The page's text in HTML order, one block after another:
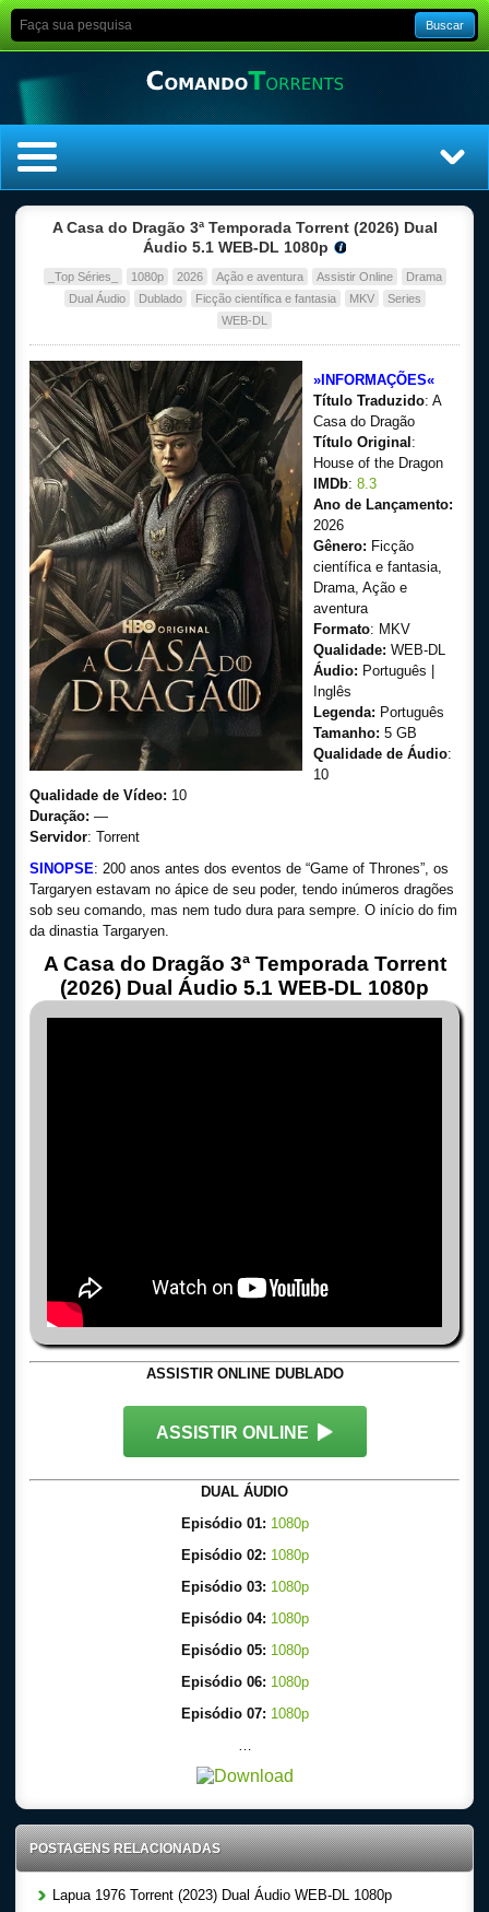
Buscar
Top Séries
Filmes
Dublado
Legendado
A Casa do Dragão 3ª Temporada Torrent (2026) Dual
Áudio 5.1 WEB-DL 1080p
_Top Séries_ 1080p 2026 Ação e aventura Assistir Online
Drama
Dual Áudio
Dublado Ficção científica e fantasia MKV
Series
WEB-DL
»INFORMAÇÕES«
Título Traduzido: A
Casa do Dragão
Título Original :
House of the Dragon
IMDb: 8.3
Ano de Lançamento:
2026
Gênero: Ficção
científica e fantasia,
Drama, Ação e
aventura
Formato: MKV
Qualidade: WEB-DL
Áudio: Português |
Inglês
Legenda: Português
Tamanho: 5 GB
Qualidade de Áudio:
10
Qualidade de Vídeo: 10
Duração: —
Servidor: Torrent
SINOPSE: 200 anos antes dos eventos de “Game of Thrones”, os
Targaryen estavam no ápice de seu poder, tendo inúmeros dragões
sob seu comando, mas nem tudo dura para sempre. O início do fim
da dinastia Targaryen.
A Casa do Dragão 3ª Temporada Torrent
(2026) Dual Áudio 5.1 WEB-DL 1080p
ASSISTIR ONLINE DUBLADO
ASSISTIR ONLINE
DUAL ÁUDIO
Episódio 01: 1080p
Episódio 02: 1080p
Episódio 03: 1080p
Episódio 04: 1080p
Episódio 05: 1080p
Episódio 06: 1080p
Episódio 07: 1080p
…
POSTAGENS RELACIONADAS
Lapua 1976 Torrent (2023) Dual Áudio WEB-DL 1080p